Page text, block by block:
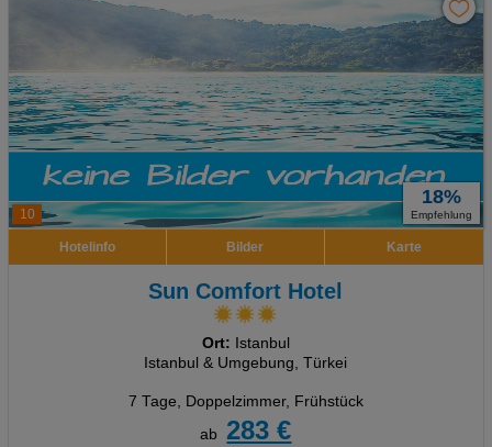
10
18%
Empfehlung
Hotelinfo Bilder Karte
Sun Comfort Hotel
Ort: Istanbul
Istanbul & Umgebung, Türkei
7 Tage, Doppelzimmer, Frühstück
ab
283 €